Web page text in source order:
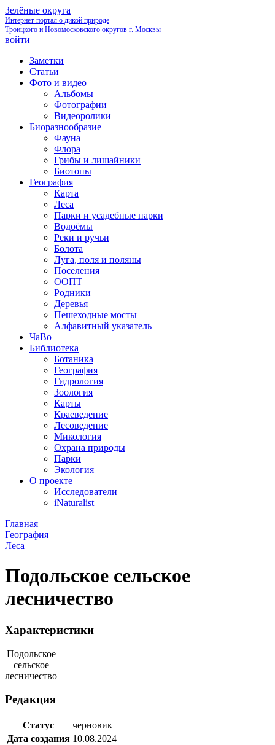
Зелёные округа
Интернет-портал о дикой природе
Троицкого и Новомосковского округов г. Москвы
войти
Заметки
Статьи
Фото и видео
Альбомы
Фотографии
Видеоролики
Биоразнообразие
Фауна
Флора
Грибы и лишайники
Биотопы
География
Карта
Леса
Парки и усадебные парки
Водоёмы
Реки и ручьи
Болота
Луга, поля и поляны
Поселения
ООПТ
Родники
Деревья
Пешеходные мосты
Алфавитный указатель
ЧаВо
Библиотека
Ботаника
География
Гидрология
Зоология
Карты
Краеведение
Лесоведение
Микология
Охрана природы
Парки
Экология
О проекте
Исследователи
iNaturalist
Главная
География
Леса
Подольское сельское
лесничество
Характеристики
Подольское
сельское
лесничество
Редакция
Статус
черновик
Дата создания 10.08.2024